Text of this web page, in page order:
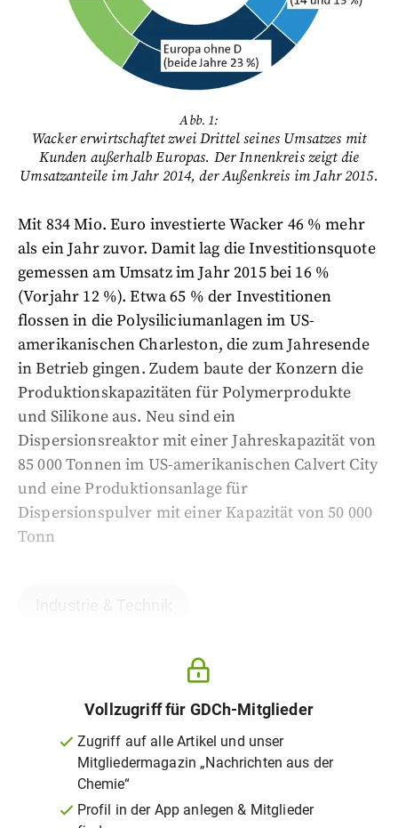
Abb. 1:
Wacker erwirtschaftet zwei Drittel seines Umsatzes mit
Kunden außerhalb Europas. Der Innenkreis zeigt die
Umsatzanteile im Jahr 2014, der Außenkreis im Jahr 2015.
Mit 834 Mio. Euro investierte Wacker 46 % mehr
als ein Jahr zuvor. Damit lag die Investitionsquote
gemessen am Umsatz im Jahr 2015 bei 16 %
(Vorjahr 12 %). Etwa 65 % der Investitionen
flossen in die Polysiliciumanlagen im US-
amerikanischen Charleston, die zum Jahresende
in Betrieb gingen. Zudem baute der Konzern die
Produktionskapazitäten für Polymerprodukte
und Silikone aus. Neu sind ein
Dispersionsreaktor mit einer Jahreskapazität von
85 000 Tonnen im US-amerikanischen Calvert City
und eine Produktionsanlage für
Dispersionspulver mit einer Kapazität von 50 000
Tonn
Vollzugriff für GDCh-Mitglieder
Zugriff auf alle Artikel und unser
Mitgliedermagazin „Nachrichten aus der
Chemie“
Profil in der App anlegen & Mitglieder